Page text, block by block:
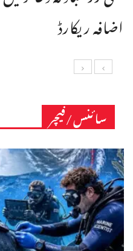
اضافہ ریکارڈ
سائنس/فیچر